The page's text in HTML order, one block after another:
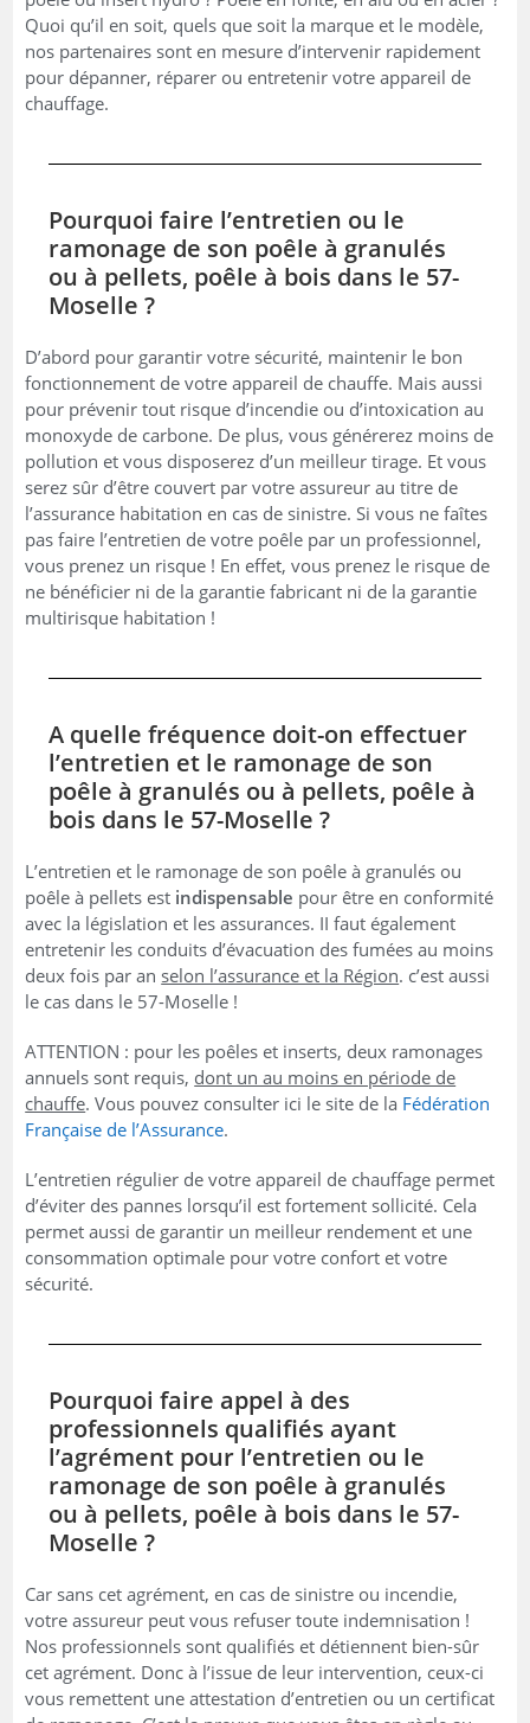
Quoi qu’il en soit, quels que soit la marque et le modèle,
nos partenaires sont en mesure d’intervenir rapidement
pour dépanner, réparer ou entretenir votre appareil de
chauffage.
Pourquoi faire l’entretien ou le
ramonage de son poêle à granulés
ou à pellets, poêle à bois dans le 57-
Moselle ?
D’abord pour garantir votre sécurité, maintenir le bon
fonctionnement de votre appareil de chauffe. Mais aussi
pour prévenir tout risque d’incendie ou d’intoxication au
monoxyde de carbone. De plus, vous générerez moins de
pollution et vous disposerez d’un meilleur tirage. Et vous
serez sûr d’être couvert par votre assureur au titre de
l’assurance habitation en cas de sinistre. Si vous ne faîtes
pas faire l’entretien de votre poêle par un professionnel,
vous prenez un risque ! En effet, vous prenez le risque de
ne bénéficier ni de la garantie fabricant ni de la garantie
multirisque habitation !
A quelle fréquence doit-on effectuer
l’entretien et le ramonage de son
poêle à granulés ou à pellets, poêle à
bois dans le 57-Moselle ?
L’entretien et le ramonage de son poêle à granulés ou
poêle à pellets est indispensable pour être en conformité
avec la législation et les assurances. II faut également
entretenir les conduits d’évacuation des fumées au moins
deux fois par an selon l’assurance et la Région. c’est aussi
le cas dans le 57-Moselle !
ATTENTION : pour les poêles et inserts, deux ramonages
annuels sont requis, dont un au moins en période de
chauffe. Vous pouvez consulter ici le site de la Fédération
Française de l’Assurance.
L’entretien régulier de votre appareil de chauffage permet
d’éviter des pannes lorsqu’il est fortement sollicité. Cela
permet aussi de garantir un meilleur rendement et une
consommation optimale pour votre confort et votre
sécurité.
Pourquoi faire appel à des
professionnels qualifiés ayant
l’agrément pour l’entretien ou le
ramonage de son poêle à granulés
ou à pellets, poêle à bois dans le 57-
Moselle ?
Car sans cet agrément, en cas de sinistre ou incendie,
votre assureur peut vous refuser toute indemnisation !
Nos professionnels sont qualifiés et détiennent bien-sûr
cet agrément. Donc à l’issue de leur intervention, ceux-ci
vous remettent une attestation d’entretien ou un certificat